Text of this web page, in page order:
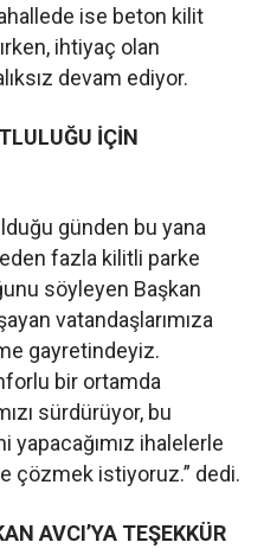
ise beton kilit
ihtiyaç olan
devam ediyor.
İÇİN
günden bu yana
fazla kilitli parke
söyleyen Başkan
vatandaşlarımıza
gayretindeyiz.
bir ortamda
sürdürüyor, bu
yapacağımız ihalelerle
çözmek istiyoruz.” dedi.
AVCI’YA TEŞEKKÜR